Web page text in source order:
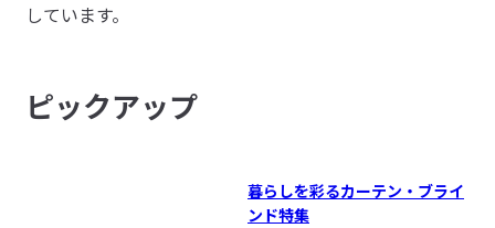
しています。
ピックアップ
暮らしを彩るカーテン・ブライ
ンド特集